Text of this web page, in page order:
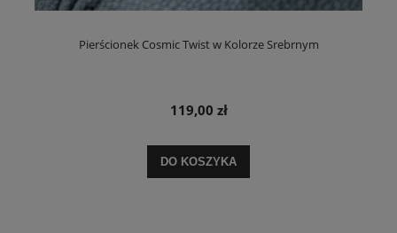
Pierścionek Cosmic Twist w Kolorze Srebrnym
119,00 zł
DO KOSZYKA